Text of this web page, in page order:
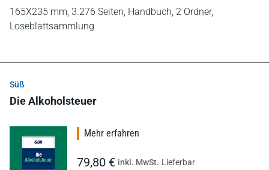
165X235 mm, 3.276 Seiten, Handbuch, 2 Ordner,
Loseblattsammlung
Süß
Die Alkoholsteuer
Mehr erfahren
79,80 € inkl. MwSt. Lieferbar